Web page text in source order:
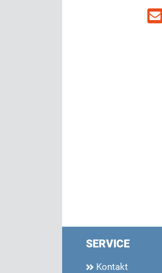
SERVICE
Kontakt